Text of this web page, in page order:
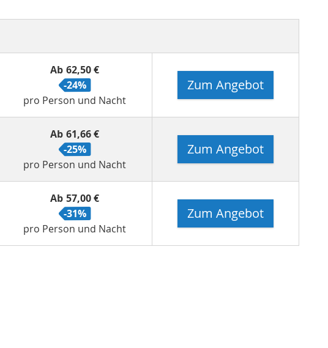
Ab 62,50 €
-24%
pro Person und Nacht
Zum Angebot
Ab 61,66 €
-25%
pro Person und Nacht
Zum Angebot
Ab 57,00 €
-31%
pro Person und Nacht
Zum Angebot